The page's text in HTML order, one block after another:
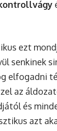
ezt
senkinek
elfogadni
az
és
azt